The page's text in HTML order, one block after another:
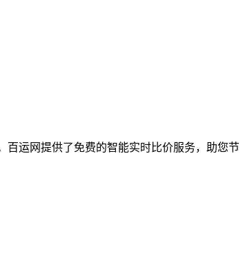
运网提供了免费的智能实时比价服务，助您节